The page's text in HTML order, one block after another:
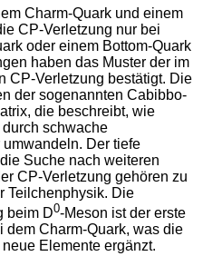
Charm-Quark und einem
CP-Verletzung nur bei
oder einem Bottom-Quark
haben das Muster der im
CP-Verletzung bestätigt. Die
der sogenannten Cabibbo-
die beschreibt, wie
schwache
Der tiefe
Suche nach weiteren
CP-Verletzung gehören zu
Teilchenphysik. Die
beim D0-Meson ist der erste
dem Charm-Quark, was die
Elemente ergänzt.